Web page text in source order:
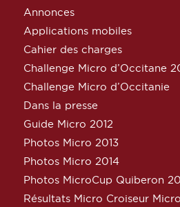
Annonces
Applications mobiles
Cahier des charges
Challenge Micro d’Occitane
Challenge Micro d’Occitanie
Dans la presse
Guide Micro 2012
Photos Micro 2013
Photos Micro 2014
Photos MicroCup Quiberon
Résultats Micro Croiseur